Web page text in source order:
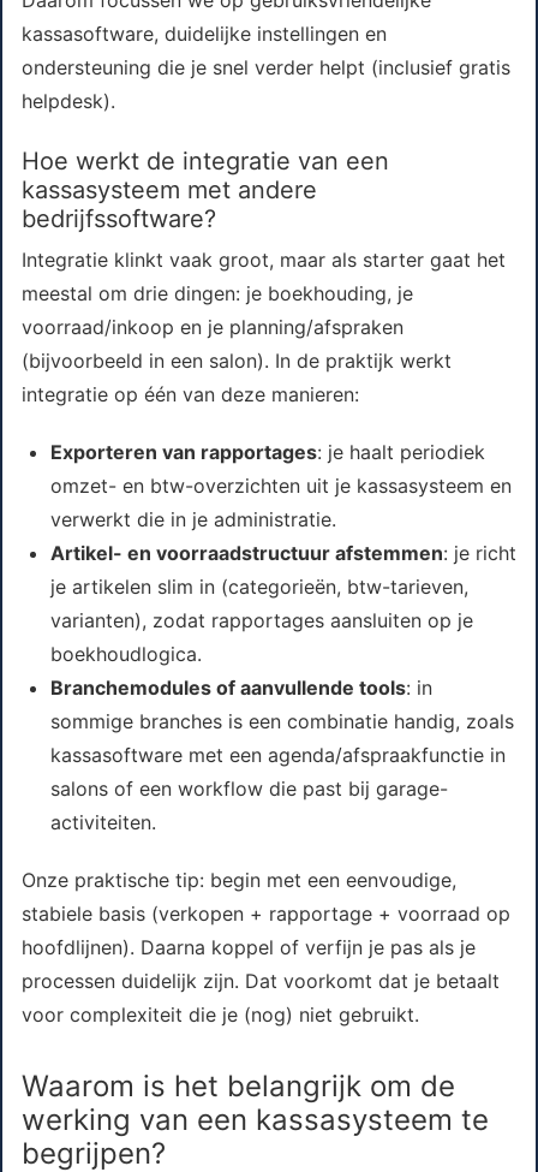
kassasoftware, duidelijke instellingen en
ondersteuning die je snel verder helpt (inclusief gratis
helpdesk).
Hoe werkt de integratie van een
kassasysteem met andere
bedrijfssoftware?
Integratie klinkt vaak groot, maar als starter gaat het
meestal om drie dingen: je boekhouding, je
voorraad/inkoop en je planning/afspraken
(bijvoorbeeld in een salon). In de praktijk werkt
integratie op één van deze manieren:
Exporteren van rapportages: je haalt periodiek
omzet- en btw-overzichten uit je kassasysteem en
verwerkt die in je administratie.
Artikel- en voorraadstructuur afstemmen: je richt
je artikelen slim in (categorieën, btw-tarieven,
varianten), zodat rapportages aansluiten op je
boekhoudlogica.
Branchemodules of aanvullende tools: in
sommige branches is een combinatie handig, zoals
kassasoftware met een agenda/afspraakfunctie in
salons of een workflow die past bij garage-
activiteiten.
Onze praktische tip: begin met een eenvoudige,
stabiele basis (verkopen + rapportage + voorraad op
hoofdlijnen). Daarna koppel of verfijn je pas als je
processen duidelijk zijn. Dat voorkomt dat je betaalt
voor complexiteit die je (nog) niet gebruikt.
Waarom is het belangrijk om de
werking van een kassasysteem te
begrijpen?